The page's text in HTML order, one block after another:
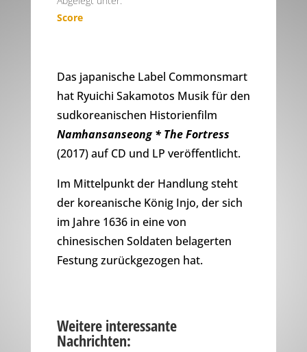
Score
Das japanische Label Commonsmart
hat Ryuichi Sakamotos Musik für den
sudkoreanischen Historienfilm
Namhansanseong * The Fortress
(2017) auf CD und LP veröffentlicht.
Im Mittelpunkt der Handlung steht
der koreanische König Injo, der sich
im Jahre 1636 in eine von
chinesischen Soldaten belagerten
Festung zurückgezogen hat.
Weitere interessante
Nachrichten: